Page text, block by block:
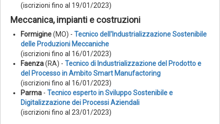
(iscrizioni fino al 19/01/2023)
Meccanica, impianti e costruzioni
Formigine(MO) - Tecnico dell'Industrializzazione Sostenibile
delle Produzioni Meccaniche
(iscrizioni fino al 16/01/2023)
Faenza(RA) - Tecnico di Industrializzazione del Prodotto e
del Processo in Ambito Smart Manufactoring
(iscrizioni fino al 16/01/2023)
Parma - Tecnico esperto in Sviluppo Sostenibile e
Digitalizzazione dei Processi Aziendali
(iscrizioni fino al 23/01/2023)